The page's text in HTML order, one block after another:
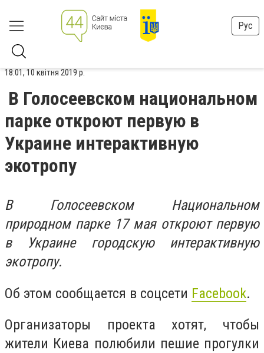
Рус
18:01, 10 квітня 2019 р.
В Голосеевском национальном
парке откроют первую в
Украине интерактивную
экотропу
В Голосеевском Национальном
природном парке 17 мая откроют первую
в Украине городскую интерактивную
экотропу.
Об этом сообщается в соцсети Facebook.
Организаторы проекта хотят, чтобы
жители Киева полюбили пешие прогулки